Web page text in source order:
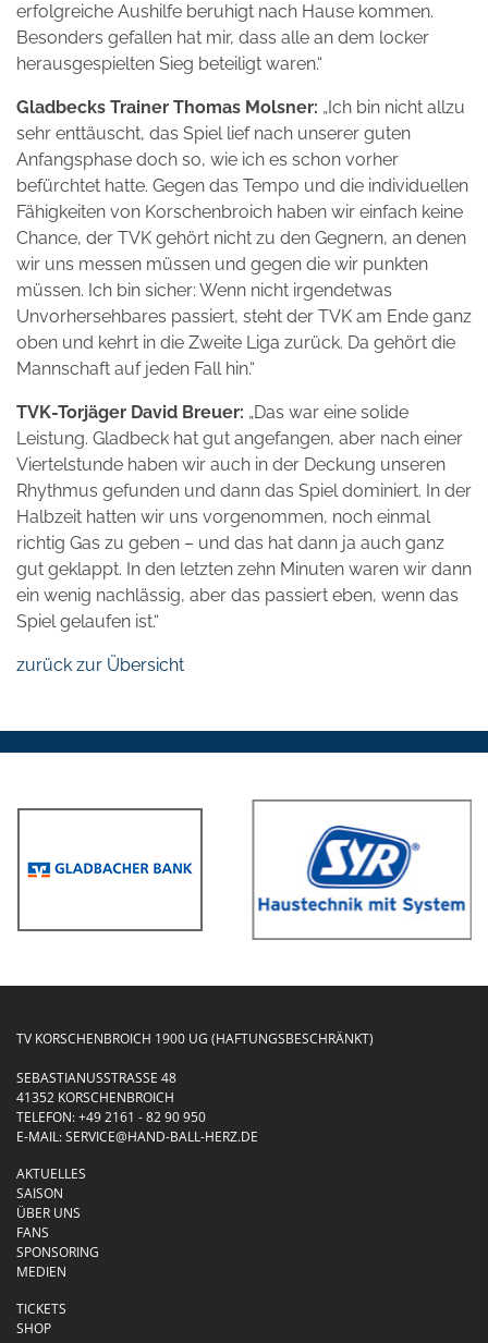
erfolgreiche Aushilfe beruhigt nach Hause kommen.
Besonders gefallen hat mir, dass alle an dem locker
herausgespielten Sieg beteiligt waren.“
Gladbecks Trainer Thomas Molsner: „Ich bin nicht allzu
sehr enttäuscht, das Spiel lief nach unserer guten
Anfangsphase doch so, wie ich es schon vorher
befürchtet hatte. Gegen das Tempo und die individuellen
Fähigkeiten von Korschenbroich haben wir einfach keine
Chance, der TVK gehört nicht zu den Gegnern, an denen
wir uns messen müssen und gegen die wir punkten
müssen. Ich bin sicher: Wenn nicht irgendetwas
Unvorhersehbares passiert, steht der TVK am Ende ganz
oben und kehrt in die Zweite Liga zurück. Da gehört die
Mannschaft auf jeden Fall hin.“
TVK-Torjäger David Breuer: „Das war eine solide
Leistung. Gladbeck hat gut angefangen, aber nach einer
Viertelstunde haben wir auch in der Deckung unseren
Rhythmus gefunden und dann das Spiel dominiert. In der
Halbzeit hatten wir uns vorgenommen, noch einmal
richtig Gas zu geben – und das hat dann ja auch ganz
gut geklappt. In den letzten zehn Minuten waren wir dann
ein wenig nachlässig, aber das passiert eben, wenn das
Spiel gelaufen ist.“
zurück zur Übersicht
TV KORSCHENBROICH 1900 UG (HAFTUNGSBESCHRÄNKT)
SEBASTIANUSSTRASSE 48
41352 KORSCHENBROICH
TELEFON:+49 2161 - 82 90 950
E-MAIL:SERVICE@HAND-BALL-HERZ.DE
AKTUELLES
SAISON
ÜBER UNS
FANS
SPONSORING
MEDIEN
TICKETS
SHOP